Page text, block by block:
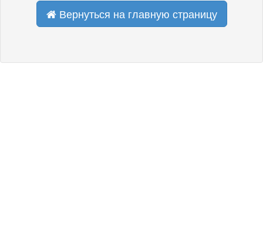
Вернуться на главную страницу